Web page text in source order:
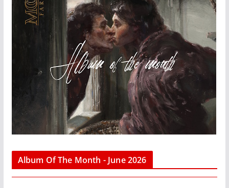
Album Of The Month - June 2026